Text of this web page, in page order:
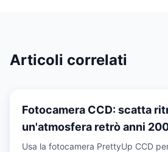
Articoli correlati
Fotocamera CCD: scatta
un'atmosfera retrò anni
clic
Usa la fotocamera PrettyUp CCD